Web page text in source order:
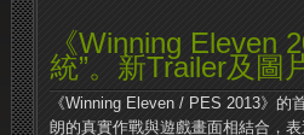
《Winning Eleven
統”。新Trailer及圖
《Winning Eleven / PES 2013》
朗的真實作戰與遊戲畫面相結合，